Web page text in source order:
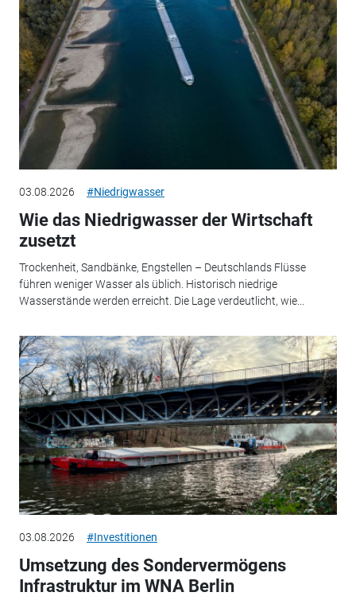
03.08.2026 #Niedrigwasser
Wie das Niedrigwasser der Wirtschaft
zusetzt
Trockenheit, Sandbänke, Engstellen – Deutschlands Flüsse
führen weniger Wasser als üblich. Historisch niedrige
Wasserstände werden erreicht. Die Lage verdeutlicht, wie...
03.08.2026 #Investitionen
Umsetzung des Sondervermögens
Infrastruktur im WNA Berlin